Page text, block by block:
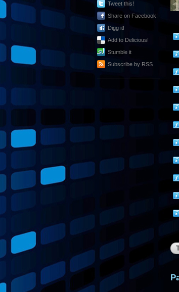
Tweet this!
Share on Facebook!
Digg it!
Add to Delicious!
Stumble it
Subscribe by RSS